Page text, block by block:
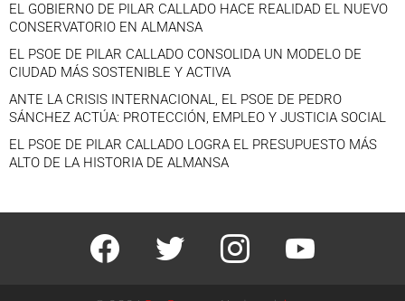
EL GOBIERNO DE PILAR CALLADO HACE REALIDAD EL NUEVO
CONSERVATORIO EN ALMANSA
EL PSOE DE PILAR CALLADO CONSOLIDA UN MODELO DE
CIUDAD MÁS SOSTENIBLE Y ACTIVA
ANTE LA CRISIS INTERNACIONAL, EL PSOE DE PEDRO
SÁNCHEZ ACTÚA: PROTECCIÓN, EMPLEO Y JUSTICIA SOCIAL
EL PSOE DE PILAR CALLADO LOGRA EL PRESUPUESTO MÁS
ALTO DE LA HISTORIA DE ALMANSA
facebook twitter instagram youtube